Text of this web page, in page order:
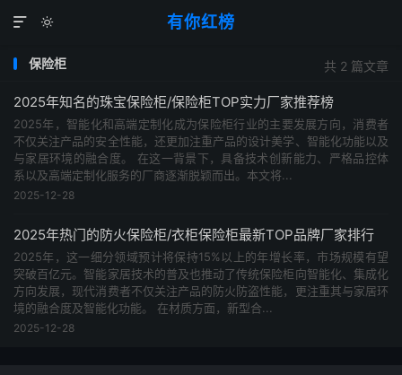
有你红榜


共 2 篇文章
保险柜
2025年知名的珠宝保险柜/保险柜TOP实力厂家推荐榜
2025年，智能化和高端定制化成为保险柜行业的主要发展方向，消费者
不仅关注产品的安全性能，还更加注重产品的设计美学、智能化功能以及
与家居环境的融合度。 在这一背景下，具备技术创新能力、严格品控体
系以及高端定制化服务的厂商逐渐脱颖而出。本文将...
2025-12-28
2025年热门的防火保险柜/衣柜保险柜最新TOP品牌厂家排行
2025年，这一细分领域预计将保持15%以上的年增长率，市场规模有望
突破百亿元。智能家居技术的普及也推动了传统保险柜向智能化、集成化
方向发展，现代消费者不仅关注产品的防火防盗性能，更注重其与家居环
境的融合度及智能化功能。 在材质方面，新型合...
2025-12-28